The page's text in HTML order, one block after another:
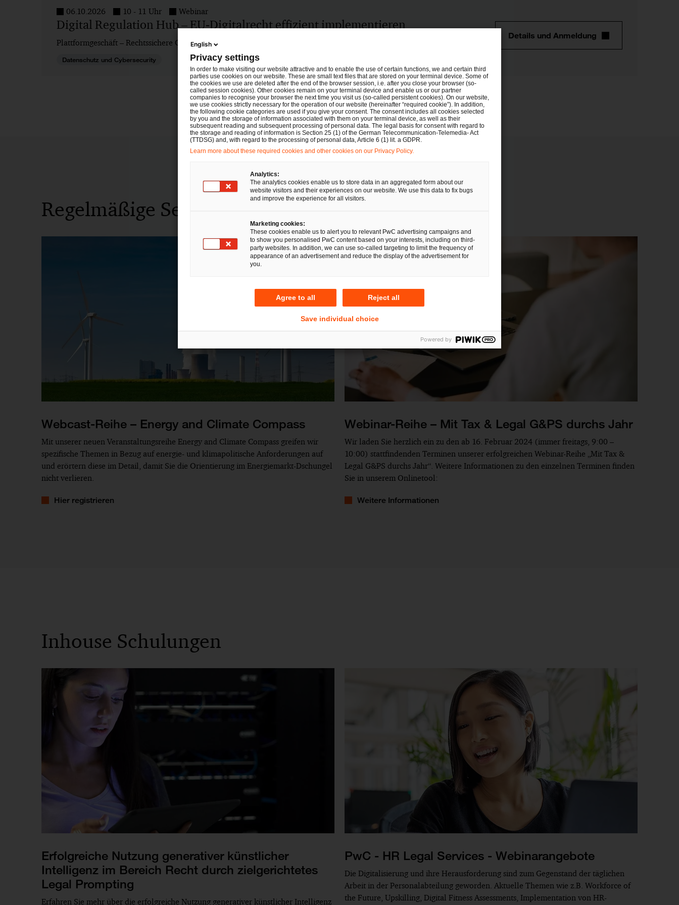
06.10.2026 10 - 11 Uhr Webinar
Digital Regulation Hub – EU‑Digitalrecht effizient implementieren
Plattformgeschäft – Rechtssichere Gestaltung von Vertrieb, Marketing und Kooperationen
Datenschutz und Cybersecurity
Details und Anmeldung
Regelmäßige Seminare und Veranstaltungen
Webcast-Reihe – Energy and Climate Compass
Mit unserer neuen Veranstaltungsreihe Energy and Climate Compass greifen wir
spezifische Themen in Bezug auf energie- und klimapolitische Anforderungen auf
und erörtern diese im Detail, damit Sie die Orientierung im Energiemarkt-Dschungel
nicht verlieren.
Hier registrieren
Webinar-Reihe – Mit Tax & Legal G&PS durchs Jahr
Wir laden Sie herzlich ein zu den ab 16. Februar 2024 (immer freitags, 9:00 –
10:00) stattfindenden Terminen unserer erfolgreichen Webinar-Reihe „Mit Tax &
Legal G&PS durchs Jahr“. Weitere Informationen zu den einzelnen Terminen finden
Sie in unserem Onlinetool:
Weitere Informationen
Inhouse Schulungen
Erfolgreiche Nutzung generativer künstlicher
Intelligenz im Bereich Recht durch zielgerichtetes
Legal Prompting
Erfahren Sie mehr über die erfolgreiche Nutzung generativer künstlicher Intelligenz
PwC - HR Legal Services - Webinarangebote
Die Digitalisierung und ihre Herausforderung sind zum Gegenstand der täglichen
Arbeit in der Personalabteilung geworden. Aktuelle Themen wie z.B. Workforce of
the Future, Upskilling, Digital Fitness Assessments, Implementation von HR-
English
Privacy settings
In order to make visiting our website attractive and to enable the use of certain functions, we and certain third
parties use cookies on our website. These are small text files that are stored on your terminal device. Some of
the cookies we use are deleted after the end of the browser session, i.e. after you close your browser (so-
called session cookies). Other cookies remain on your terminal device and enable us or our partner
companies to recognise your browser the next time you visit us (so-called persistent cookies). On our website,
we use cookies strictly necessary for the operation of our website (hereinafter “required cookie”). In addition,
the following cookie categories are used if you give your consent. The consent includes all cookies selected
by you and the storage of information associated with them on your terminal device, as well as their
subsequent reading and subsequent processing of personal data. The legal basis for consent with regard to
the storage and reading of information is Section 25 (1) of the German Telecommunication-Telemedia- Act
(TTDSG) and, with regard to the processing of personal data, Article 6 (1) lit. a GDPR.
Learn more about these required cookies and other cookies on our Privacy Policy.
Analytics:
The analytics cookies enable us to store data in an aggregated form about our
website visitors and their experiences on our website. We use this data to fix bugs
and improve the experience for all visitors.
Marketing cookies:
These cookies enable us to alert you to relevant PwC advertising campaigns and
to show you personalised PwC content based on your interests, including on third-
party websites. In addition, we can use so-called targeting to limit the frequency of
appearance of an advertisement and reduce the display of the advertisement for
you.
Agree to all Reject all
Save individual choice
Powered by